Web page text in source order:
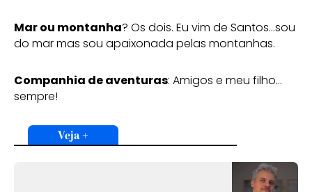
Mar ou montanha? Os dois. Eu vim de Santos…sou
do mar mas sou apaixonada pelas montanhas.
Companhia de aventuras: Amigos e meu filho…
sempre!
Veja +